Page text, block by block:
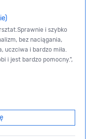
i szybko
bez naciągania,
uczciwa i bardzo miła.
i jest bardzo pomocny.",